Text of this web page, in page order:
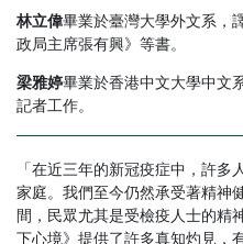
林立偉畢業於臺灣大學外文系，
政局主席張有興》等書。
梁雅婷畢業於香港中文大學中文
記者工作。
「在近三年的新冠疫症中，許
家庭。我們至今仍然承受著精神
間，民眾尤其是受檢疫人士的精
下心境》提供了許多真知灼見，